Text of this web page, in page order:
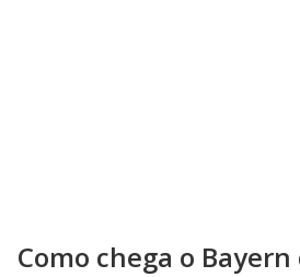
Como chega o